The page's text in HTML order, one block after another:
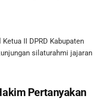
II DPRD Kabupaten
silaturahmi jajaran
Pertanyakan